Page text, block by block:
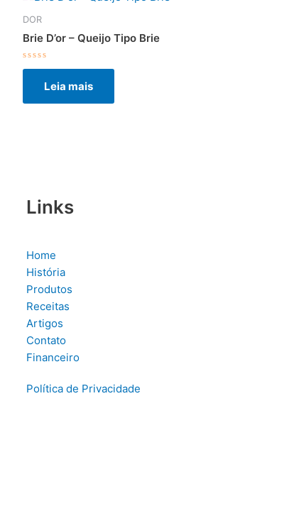
DOR
Brie D’or – Queijo Tipo Brie
Avaliação
Leia mais
Links
Home
História
Produtos
Receitas
Artigos
Contato
Financeiro
Política de Privacidade